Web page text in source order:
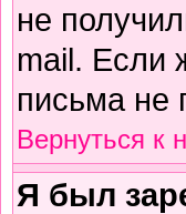
не
mail. Если
письма не
Вернуться к
Я был